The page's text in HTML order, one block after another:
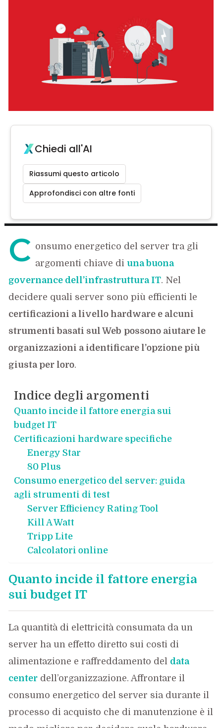
Chiedi all'AI
Riassumi questo articolo
Approfondisci con altre fonti
C onsumo energetico del server tra gli
argomenti chiave diuna buona
governance dell’infrastruttura IT. Nel
decidere quali server sono più efficienti le
certificazioni a livello hardware e alcuni
strumenti basati sul Web possono aiutare le
organizzazioni a identificare l’opzione più
giusta per loro.
Indice degli argomenti
Quanto incide il fattore energia sui
budget IT
Certificazioni hardware specifiche
Energy Star
80 Plus
Consumo energetico del server: guida
agli strumenti di test
Server Efficiency Rating Tool
Kill A Watt
Tripp Lite
Calcolatori online
Quanto incide il fattore energia
sui budget IT
La quantità di elettricità consumata da un
server ha un effetto diretto sui costi di
alimentazione e raffreddamento del data
center dell’organizzazione. Affrontare il
consumo energetico del server sia durante il
processo di acquisto che di manutenzione è il